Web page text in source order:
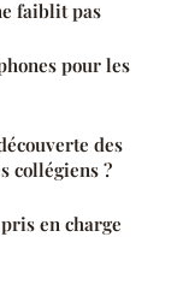
faiblit pas
pour les
des
collégiens ?
en charge